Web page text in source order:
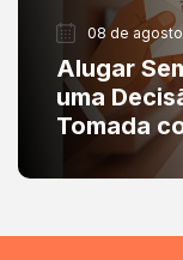
08 de
Alugar
uma
Tomada